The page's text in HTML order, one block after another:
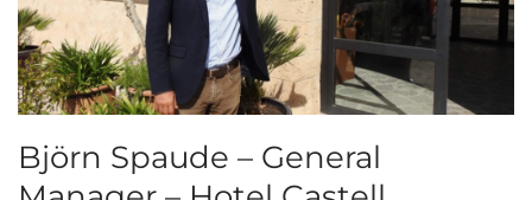
Björn Spaude – General